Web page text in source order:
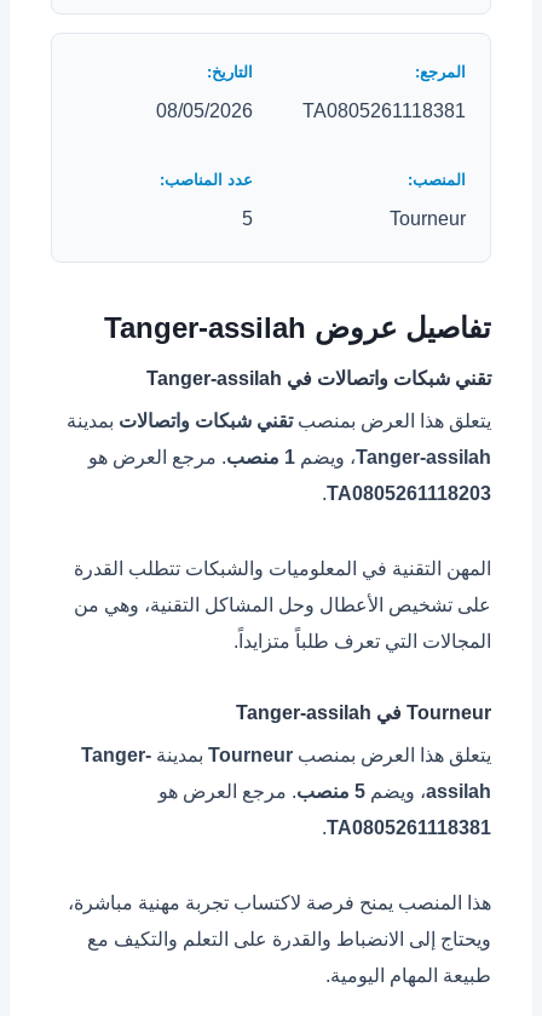
TA0805261118381
08/05/2026
Tourneur
5
تفاصيل عروض Tanger-assilah
تقني شبكات واتصالات في Tanger-assilah
يتعلق هذا العرض بمنصبتقني شبكات واتصالات بمدينة
Tanger-assilah، ويضم 1 منصب
. مرجع العرض هو
TA0805261118203
.
المهن التقنية في المعلوميات والشبكات تتطلب القدرة
على تشخيص الأعطال وحل المشاكل التقنية، وهي من
المجالات التي تعرف طلباً متزايداً.
Tourneur في Tanger-assilah
يتعلق هذا العرض بمنصب Tourneur بمدينة Tanger-
assilah، ويضم 5 منصب
. مرجع العرض هو
TA0805261118381
.
هذا المنصب يمنح فرصة لاكتساب تجربة مهنية مباشرة،
ويحتاج إلى الانضباط والقدرة على التعلم والتكيف مع
طبيعة المهام اليومية.